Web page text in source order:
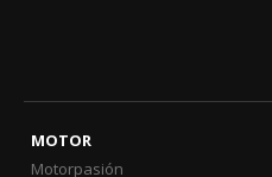
MOTOR
Motorpasión